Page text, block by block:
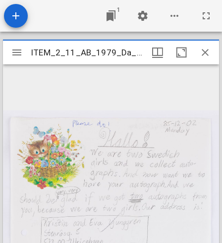
1
Mirador
viewer
ITEM_2_11_AB_1979_Da_3-4K-L_104
ITEM_2_11_AB_1979_Da_3-4K-L_104